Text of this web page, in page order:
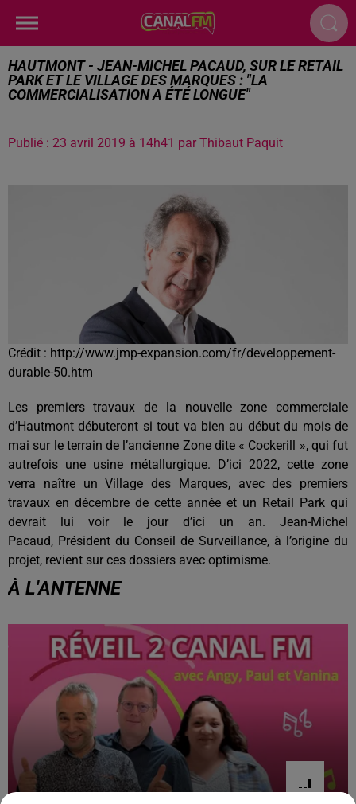
HAUTMONT - JEAN-MICHEL PACAUD, SUR LE RETAIL
PARK ET LE VILLAGE DES MARQUES : "LA
COMMERCIALISATION A ÉTÉ LONGUE"
Publié : 23 avril 2019 à 14h41 par Thibaut Paquit
Crédit : http://www.jmp-expansion.com/fr/developpement-
durable-50.htm
Les premiers travaux de la nouvelle zone commerciale
d’Hautmont débuteront si tout va bien au début du mois de
mai sur le terrain de l’ancienne Zone dite « Cockerill », qui fut
autrefois une usine métallurgique. D’ici 2022, cette zone
verra naître un Village des Marques, avec des premiers
travaux en décembre de cette année et un Retail Park qui
devrait lui voir le jour d’ici un an. Jean-Michel
Pacaud, Président du Conseil de Surveillance, à l’origine du
projet, revient sur ces dossiers avec optimisme.
À L'ANTENNE